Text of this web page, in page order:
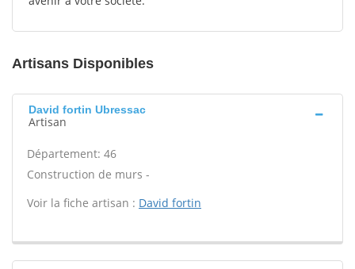
Artisans Disponibles
David fortin Ubressac
Artisan
Département: 46
Construction de murs -
Voir la fiche artisan : David fortin